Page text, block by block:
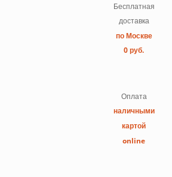
Бесплатная
доставка
по Москве
0 руб.
Оплата
наличными
картой
online